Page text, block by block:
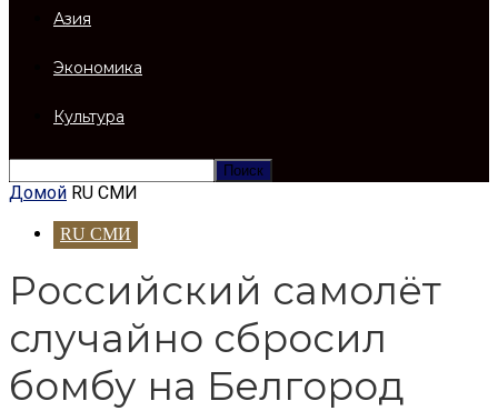
Азия
Экономика
Культура
Домой RU СМИ
RU СМИ
Российский самолёт
случайно сбросил
бомбу на Белгород